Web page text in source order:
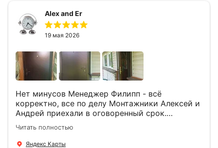
Alex and Er
19 мая 2026
Нет минусов Менеджер Филипп - всё
корректно, все по делу Монтажники Алексей и
Андрей приехали в оговоренный срок.
Демонтировали старую дверь и установили
новую буквально за час Быстро и качественно
+ нормальные цены Всем большое спасибо
Читать полностью
Яндекс Карты